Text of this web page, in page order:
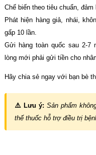
Chế biến theo tiêu chuẩn,
Phát hiện hàng giả, nhái,
gấp 10 lần.
Gửi hàng toàn quốc sau 2-7
lòng mới phải gửi tiền cho
Hãy chia sẻ ngay với bạn bè
⚠️ Lưu ý: Sản phẩm
thế thuốc hỗ trợ điều trị